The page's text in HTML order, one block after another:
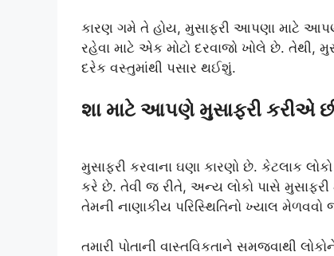
કારણ ગમે તે હોય, મુસાફરી આપણા માટે
રહેવા માટે એક મોટો દરવાજો ખોલે છે. તેથી,
દરેક વસ્તુમાંથી પસાર થઈશું.
શા માટે આપણે મુસાફરી કરીએ
મુસાફરી કરવાના ઘણા કારણો છે. કેટલાક
કરે છે. તેવી જ રીતે, અન્ય લોકો પાસે મુસાફરી
તેમની નાણાકીય પરિસ્થિતિનો ખ્યાલ
તમારી પોતાની વાસ્તવિકતાને સમજવાથી